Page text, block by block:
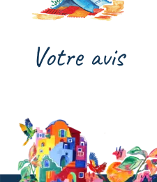
Votre avis